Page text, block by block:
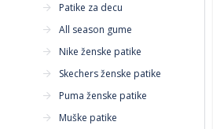
Patike za decu
All season gume
Nike ženske patike
Skechers ženske patike
Puma ženske patike
Muške patike